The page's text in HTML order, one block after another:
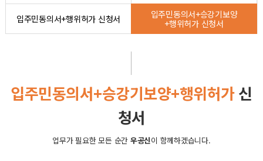
입주민동의서+행위허가 신청서
입주민동의서+승강기보양
+행위허가 신청서
입주민동의서+승강기보양+행위허가신
청서
업무가 필요한 모든 순간 우공신이 함께하겠습니다.